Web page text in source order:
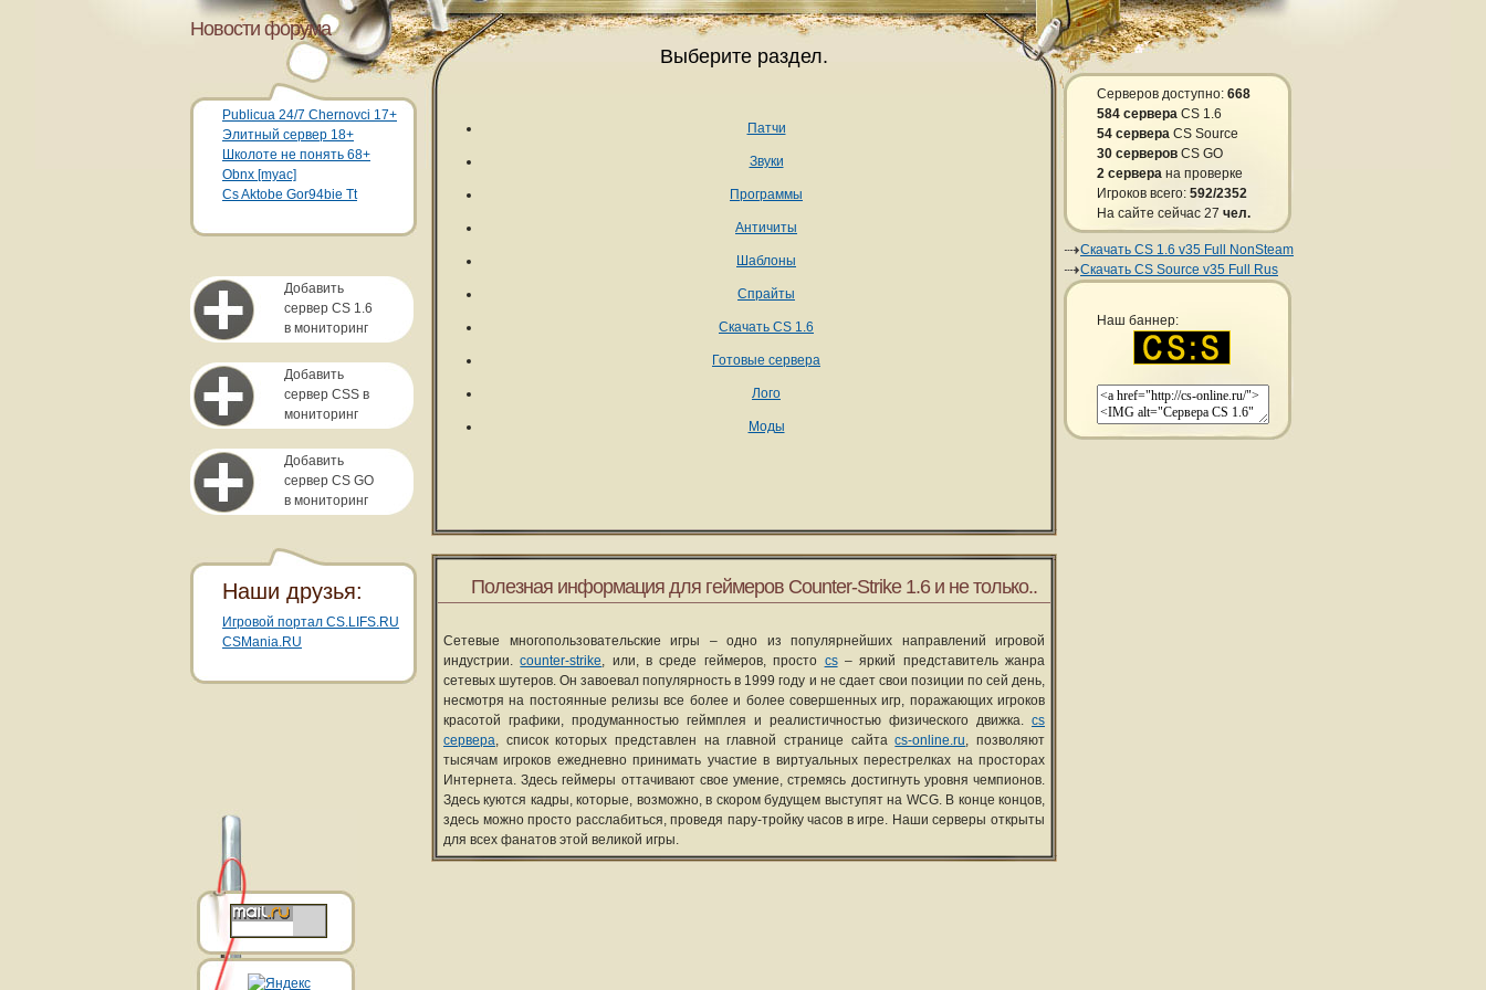
Новости форума
Publicua 24/7 Chernovci 17+
Элитный сервер 18+
Школоте не понять 68+
Obnx [myac]
Cs Aktobe Gor94bie Tt
Добавить
сервер CS 1.6
в мониторинг
Добавить
сервер CSS в
мониторинг
Добавить
сервер CS GO
в мониторинг
Серверов доступно: 668
584 сервера CS 1.6
54 сервера CS Source
30 серверов CS GO
2 сервера на проверке
Игроков всего: 592/2352
На сайте сейчас 27 чел.
Скачать CS 1.6 v35 Full NonSteam
Скачать CS Source v35 Full Rus
Наш баннер:
Выберите раздел.
Патчи
Звуки
Программы
Античиты
Шаблоны
Спрайты
Скачать CS 1.6
Готовые сервера
Лого
Моды
Полезная информация для геймеров Counter-Strike 1.6 и не только..
Сетевые многопользовательские игры – одно из популярнейших направлений игровой
индустрии.counter-strike, или, в среде геймеров, просто cs– яркий представитель жанра
сетевых шутеров. Он завоевал популярность в 1999 году и не сдает свои позиции по сей день,
несмотря на постоянные релизы все более и более совершенных игр, поражающих игроков
красотой графики, продуманностью геймплея и реалистичностью физического движка. cs
сервера, список которых представлен на главной странице сайтаcs-online.ru, позволяют
тысячам игроков ежедневно принимать участие в виртуальных перестрелках на просторах
Интернета. Здесь геймеры оттачивают свое умение, стремясь достигнуть уровня чемпионов.
Здесь куются кадры, которые, возможно, в скором будущем выступят на WCG. В конце концов,
здесь можно просто расслабиться, проведя пару-тройку часов в игре. Наши серверы открыты
для всех фанатов этой великой игры.
Наши друзья:
Игровой портал CS.LIFS.RU
CSMania.RU